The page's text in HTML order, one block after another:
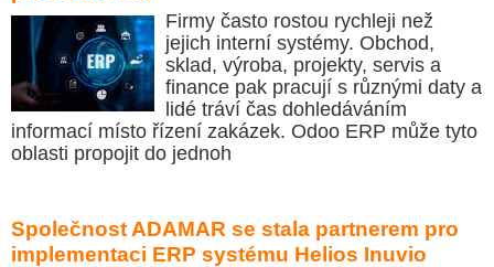
Firmy často rostou rychleji než
jejich interní systémy. Obchod,
sklad, výroba, projekty, servis a
finance pak pracují s různými daty a
lidé tráví čas dohledáváním
informací místo řízení zakázek. Odoo ERP může tyto
oblasti propojit do jednoh
Společnost ADAMAR se stala partnerem pro
implementaci ERP systému Helios Inuvio